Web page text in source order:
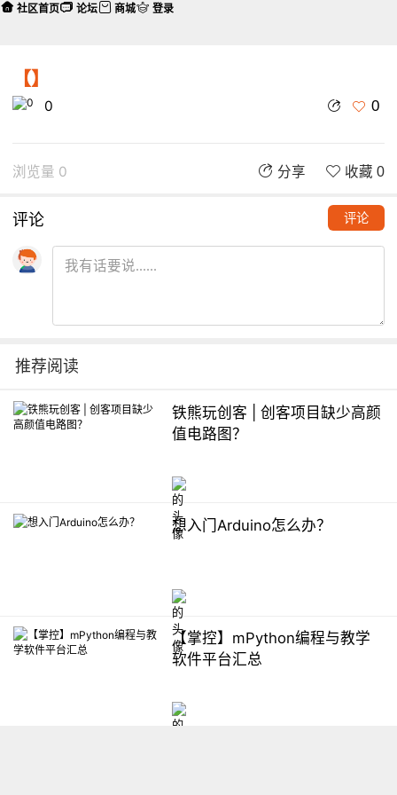
【】
0 0
浏览量 0 分享 收藏 0
评论 评论
推荐阅读
铁熊玩创客 | 创客项目缺少高颜
值电路图？
想入门Arduino怎么办？
【掌控】mPython编程与教学
软件平台汇总
社区首页 论坛 商城 登录